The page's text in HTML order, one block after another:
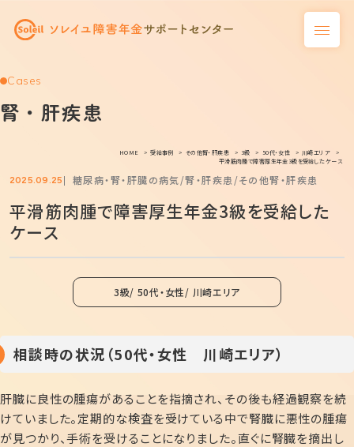
Cases
腎・肝疾患
HOME 受給事例 その他腎・肝疾患 3級 50代・女性
川崎エリア
平滑筋肉腫で障害厚生年金3級を受給したケース
2025.09.25 糖尿病・腎・肝臓の病気 腎・肝疾患 その他腎・肝疾患
平滑筋肉腫で障害厚生年金3級を受給した
ケース
3級 50代・女性 川崎エリア
相談時の状況（50代・女性 川崎エリア）
肝臓に良性の腫瘍があることを指摘され、その後も経過観察を続
けていました。定期的な検査を受けている中で腎臓に悪性の腫瘍
が見つかり、手術を受けることになりました。直ぐに腎臓を摘出し